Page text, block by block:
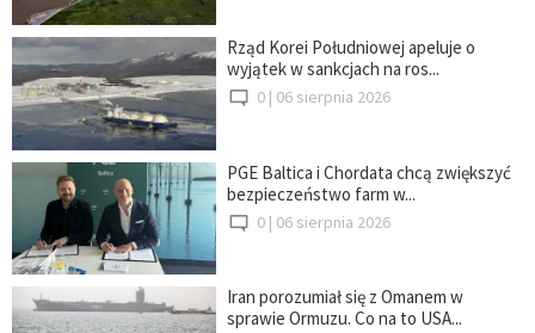
Rząd Korei Południowej apeluje o
wyjątek w sankcjach na ros...
0 | 06 sierpnia 2026
PGE Baltica i Chordata chcą zwiększyć
bezpieczeństwo farm w...
0 | 06 sierpnia 2026
Iran porozumiał się z Omanem w
sprawie Ormuzu. Co na to USA...